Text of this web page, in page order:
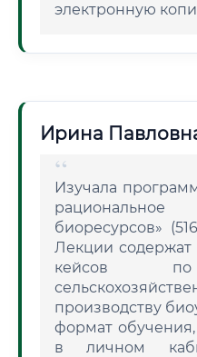
электронную
Ирина
Изучала
биоресурсов»
Лекции содержат
кейсов по
производству
формат
в личном